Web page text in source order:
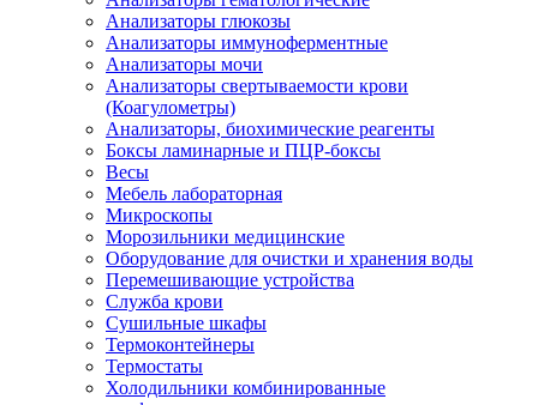
Анализаторы глюкозы
Анализаторы иммуноферментные
Анализаторы мочи
Анализаторы свертываемости крови
(Коагулометры)
Анализаторы, биохимические реагенты
Боксы ламинарные и ПЦР-боксы
Весы
Мебель лабораторная
Микроскопы
Морозильники медицинские
Оборудование для очистки и хранения воды
Перемешивающие устройства
Служба крови
Сушильные шкафы
Термоконтейнеры
Термостаты
Холодильники комбинированные